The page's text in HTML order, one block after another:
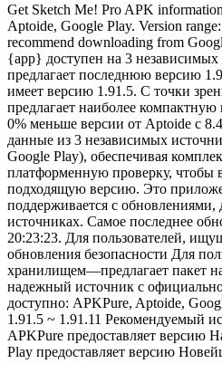
Get Sketch Me! Pro APK
Aptoide, Google Play. Version
recommend downloading from
{app} доступен на 3
предлагает последнюю версию
имеет версию 1.91.5. С точки
предлагает наиболее
0% меньше версии от Aptoide с
данные из 3 независимых
Google Play), обеспечивая
платформенную проверку, чтобы
подходящую версию. Это
поддерживается с
источниках. Самое последнее
20:23:23. Для пользователей,
обновления безопасности Для
хранилищем—предлагает пакет
надежный источник с
доступно: APKPure, Aptoide,
1.91.5 ~ 1.91.11 Рекомендуемый
APKPure предоставляет версию
Play предоставляет версию